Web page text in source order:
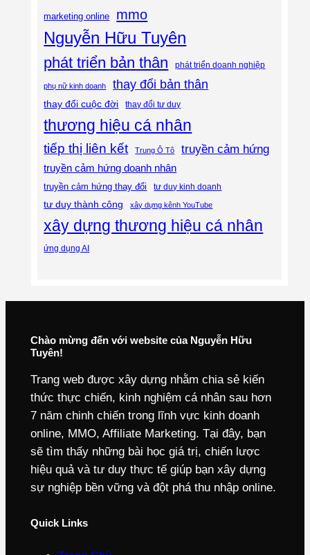
marketing online mmo
Nguyễn Hữu Tuyên
phát triển bản thân phát triển doanh nghiệp
phụ nữ kinh doanh thay đổi bản thân
thay đổi cuộc đời thay đổi tư duy
thương hiệu cá nhân
tiếp thị liên kết Trung Ô Tô truyền cảm hứng
truyền cảm hứng doanh nhân
truyền cảm hứng thay đổi tư duy kinh doanh
tư duy thành công xây dựng kênh YouTube
xây dựng thương hiệu cá nhân
ứng dụng AI
Chào mừng đến với website của Nguyễn Hữu
Tuyên!
Trang web được xây dựng nhằm chia sẻ kiến
thức thực chiến, kinh nghiệm cá nhân sau hơn
7 năm chinh chiến trong lĩnh vực kinh doanh
online, MMO, Affiliate Marketing. Tại đây, bạn
sẽ tìm thấy những bài học giá trị, chiến lược
hiệu quả và tư duy thực tế giúp bạn xây dựng
sự nghiệp bền vững và đột phá thu nhập online.
Quick Links